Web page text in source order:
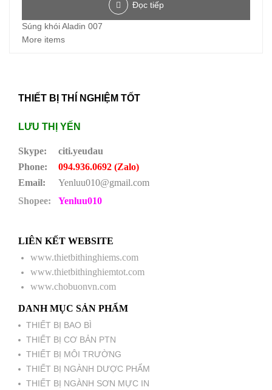
Đọc tiếp
Súng khói Aladin 007
More items
THIẾT BỊ THÍ NGHIỆM TỐT
LƯU THỊ YẾN
Skype:
citi.yeudau
Phone:
094.936.0692 (Zalo)
Email:
Yenluu010@gmail.com
Shopee:
Yenluu010
LIÊN KẾT WEBSITE
www.thietbithinghiems.com
www.thietbithinghiemtot.com
www.chobuonvn.com
DANH MỤC SẢN PHẨM
THIẾT BỊ BAO BÌ
THIẾT BỊ CƠ BẢN PTN
THIẾT BỊ MÔI TRƯỜNG
THIẾT BỊ NGÀNH DƯỢC PHẨM
THIẾT BỊ NGÀNH SƠN MỰC IN